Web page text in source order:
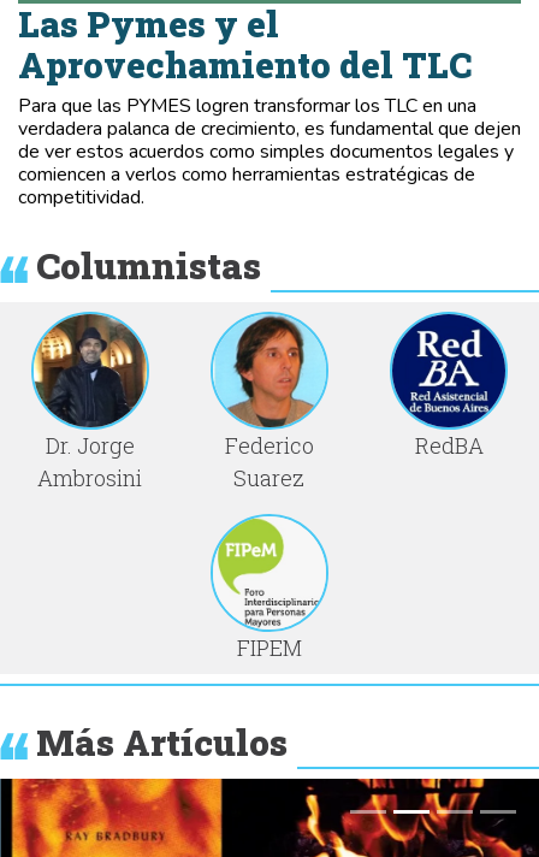
Las Pymes y el
Aprovechamiento del TLC
Para que las PYMES logren transformar los TLC en una
verdadera palanca de crecimiento, es fundamental que dejen
de ver estos acuerdos como simples documentos legales y
comiencen a verlos como herramientas estratégicas de
competitividad.
Columnistas
Dr. Jorge
Ambrosini
Federico
Suarez
RedBA
FIPEM
Más Artículos